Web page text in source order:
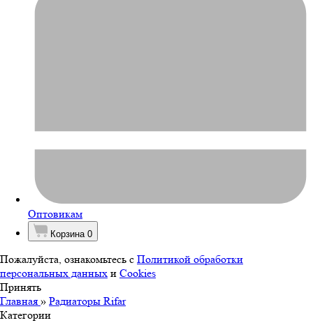
Оптовикам
Корзина 0
Пожалуйста, ознакомьтесь с Политикой обработки
персональных данных и Cookies
Принять
Главная » Радиаторы Rifar
Категории